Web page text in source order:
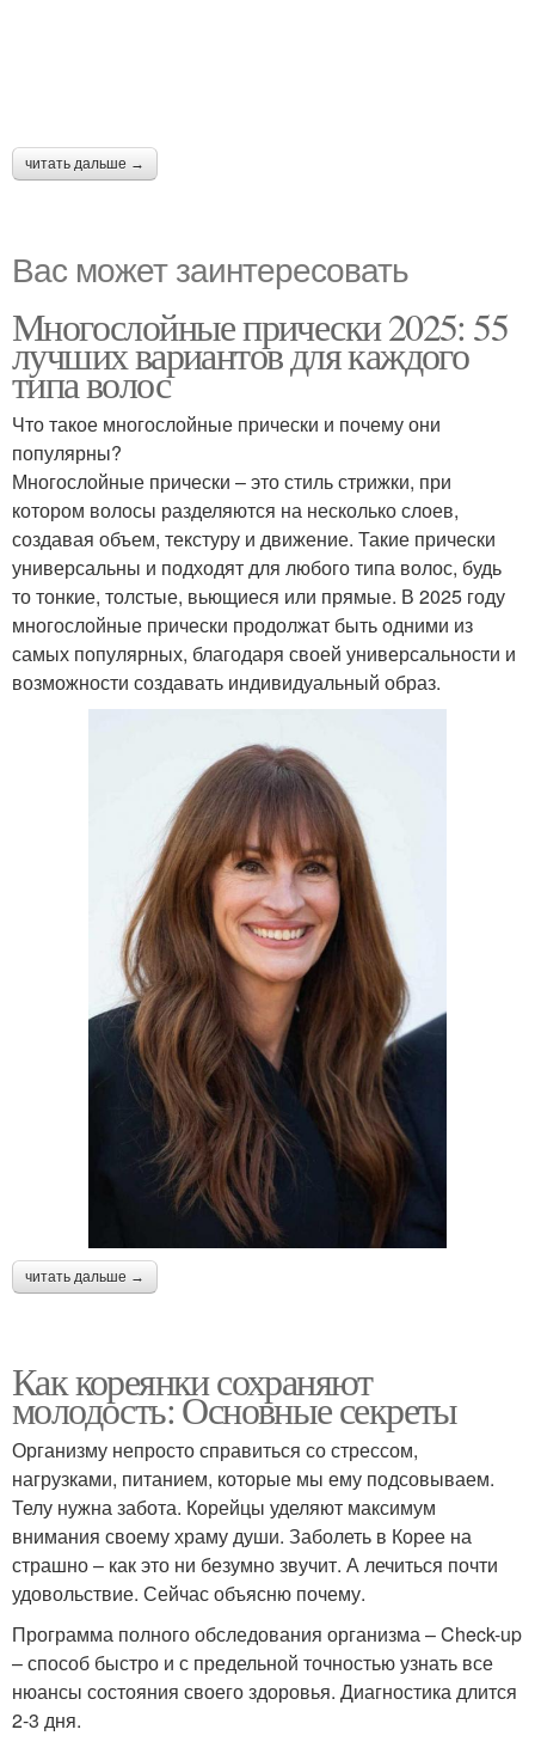
читать дальше →
Вас может заинтересовать
Многослойные прически 2025: 55
лучших вариантов для каждого
типа волос
Что такое многослойные прически и почему они
популярны?
Многослойные прически – это стиль стрижки, при
котором волосы разделяются на несколько слоев,
создавая объем, текстуру и движение. Такие прически
универсальны и подходят для любого типа волос, будь
то тонкие, толстые, вьющиеся или прямые. В 2025 году
многослойные прически продолжат быть одними из
самых популярных, благодаря своей универсальности и
возможности создавать индивидуальный образ.
читать дальше →
Как кореянки сохраняют
молодость: Основные секреты
Организму непросто справиться со стрессом,
нагрузками, питанием, которые мы ему подсовываем.
Телу нужна забота. Корейцы уделяют максимум
внимания своему храму души. Заболеть в Корее на
страшно – как это ни безумно звучит. А лечиться почти
удовольствие. Сейчас объясню почему.
Программа полного обследования организма – Check-up
– способ быстро и с предельной точностью узнать все
нюансы состояния своего здоровья. Диагностика длится
2-3 дня.